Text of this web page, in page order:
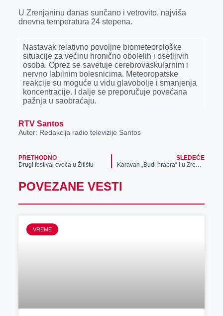
U Zrenjaninu danas sunčano i vetrovito, najviša
dnevna temperatura 24 stepena.
Nastavak relativno povolјne biometeorološke
situacije za većinu hronično obolelih i osetlјivih
osoba. Oprez se savetuje cerebrovaskularnim i
nervno labilnim bolesnicima. Meteoropatske
reakcije su moguće u vidu glavobolјe i smanjenja
koncentracije. I dalјe se preporučuje povećana
pažnja u saobraćaju.
RTV Santos
Autor: Redakcija radio televizije Santos
PRETHODNO
Drugi festival cveća u Žitištu
SLEDEĆE
Karavan „Budi hrabra“ i u Zrenjaninu
POVEZANE VESTI
VREME